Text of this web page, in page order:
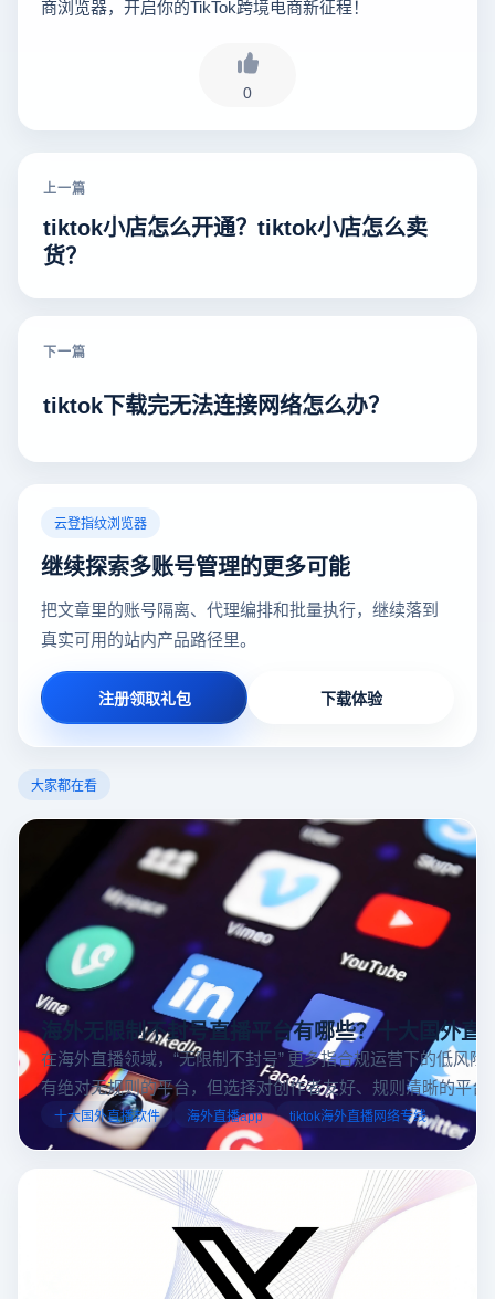
商浏览器，开启你的TikTok跨境电商新征程！
0
上一篇
tiktok小店怎么开通？tiktok小店怎么卖
货？
下一篇
tiktok下载完无法连接网络怎么办？
云登指纹浏览器
继续探索多账号管理的更多可能
把文章里的账号隔离、代理编排和批量执行，继续落到
真实可用的站内产品路径里。
注册领取礼包 下载体验
大家都在看
海外无限制不封号直播平台有哪些？十大国外直
在海外直播领域，“无限制不封号” 更多指合规运营下的低风
有绝对无规则的平台，但选择对创作者友好、规则清晰的平台
业工具规避风险，能显著降低封号概率。以下推荐十大国外
台，并结合云登多开浏览器的功能，详解如何安全高效运营。
十大国外直播软件 海外直播app tiktok海外直播网络专线